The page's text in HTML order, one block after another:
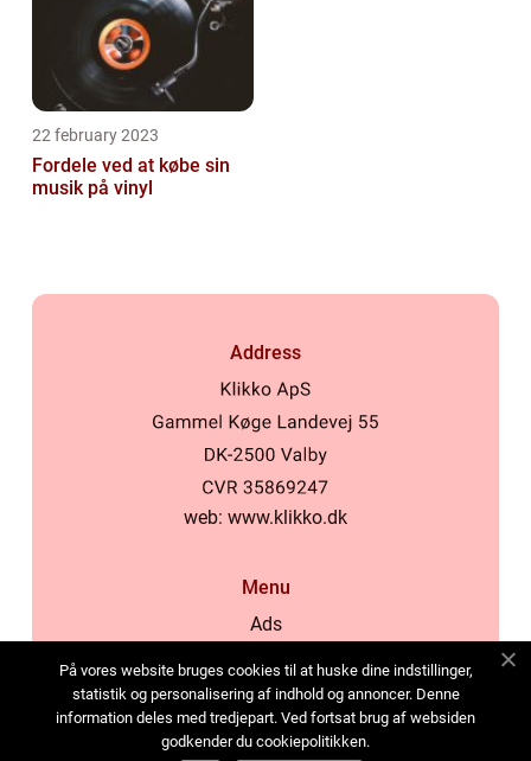
22 february 2023
Fordele ved at købe sin
musik på vinyl
Address
web: www.klikko.dk
Menu
Ads
Cookies
Contact
Sitemap
På vores website bruges cookies til at huske dine indstillinger,
statistik og personalisering af indhold og annoncer. Denne
information deles med tredjepart. Ved fortsat brug af websiden
godkender du cookiepolitikken.